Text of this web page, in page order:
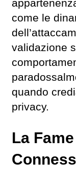
come le
validazione
quando
privacy.
La